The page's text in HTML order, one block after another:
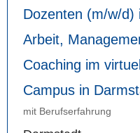
Dozenten (m/w/d)
Arbeit,
Coaching im
Campus in
mit Berufserfahrung